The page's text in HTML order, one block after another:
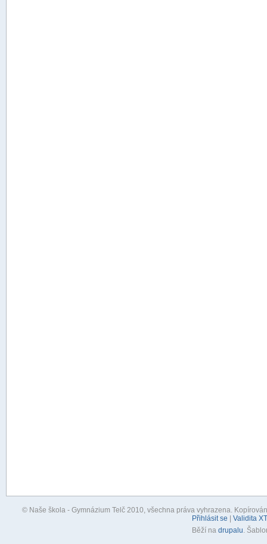
© Naše škola - Gymnázium Telč 2010, všechna práva vyhrazena.
Přihlásit se | Validita
Běží na drupalu.